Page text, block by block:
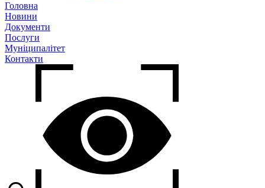
Головна
Новини
Документи
Послуги
Муніципалітет
Контакти